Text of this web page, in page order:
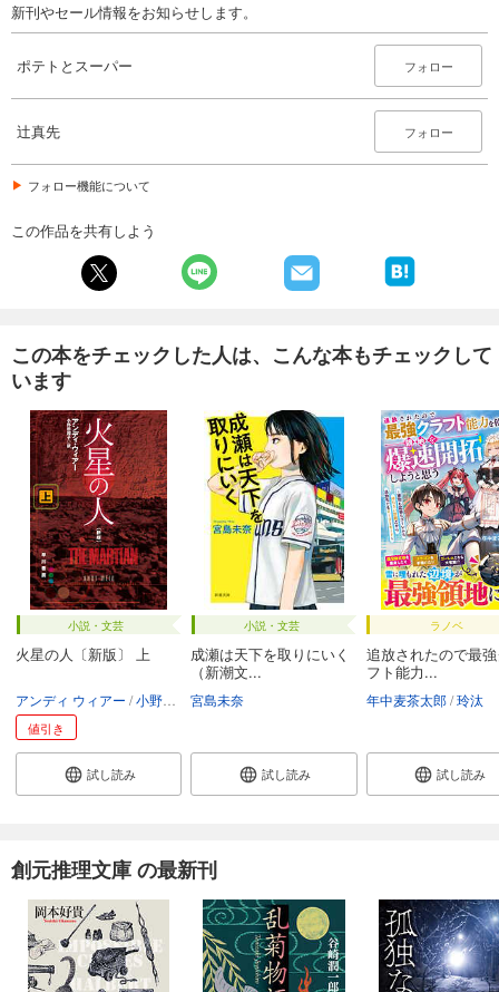
新刊やセール情報をお知らせします。
ポテトとスーパー フォロー
辻真先 フォロー
フォロー機能について
この作品を共有しよう
この本をチェックした人は、こんな本もチェックして
います
小説・文芸
火星の人〔新版〕 上
アンディ ウィアー 小野田和子
値引き
試し読み
小説・文芸
成瀬は天下を取りにいく
（新潮文...
宮島未奈
試し読み
ラノベ
追放されたので最
フト能力...
年中麦茶太郎 玲汰
試し読み
創元推理文庫 の最新刊